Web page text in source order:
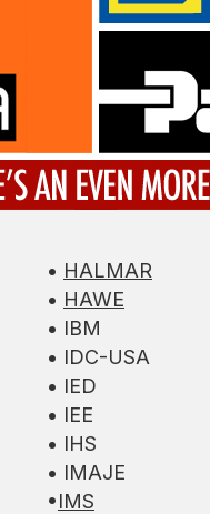
• HALMAR
• HAWE
• IBM
• IDC-USA
• IED
• IEE
• IHS
• IMAJE
•IMS